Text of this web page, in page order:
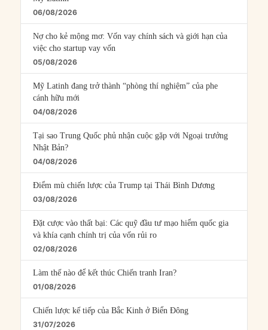
06/08/2026
Nợ cho kẻ mộng mơ: Vốn vay chính sách và giới hạn của
việc cho startup vay vốn
05/08/2026
Mỹ Latinh đang trở thành “phòng thí nghiệm” của phe
cánh hữu mới
04/08/2026
Tại sao Trung Quốc phủ nhận cuộc gặp với Ngoại trưởng
Nhật Bản?
04/08/2026
Điểm mù chiến lược của Trump tại Thái Bình Dương
03/08/2026
Đặt cược vào thất bại: Các quỹ đầu tư mạo hiểm quốc gia
và khía cạnh chính trị của vốn rủi ro
02/08/2026
Làm thế nào để kết thúc Chiến tranh Iran?
01/08/2026
Chiến lược kế tiếp của Bắc Kinh ở Biển Đông
31/07/2026